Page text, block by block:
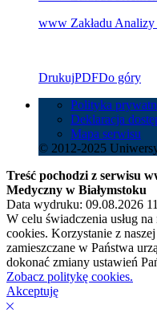
www Zakładu
DrukujPDFDo góry
Polityka
Deklaracja
Mapa serwisu
© 2012-2025
Treść pochodzi z serwisu
Medyczny w Białymstoku
Data wydruku: 09.08.2026
W celu świadczenia usług
cookies. Korzystanie z
zamieszczane w Państwa
dokonać zmiany ustawień
Zobacz politykę cookies.
Akceptuję